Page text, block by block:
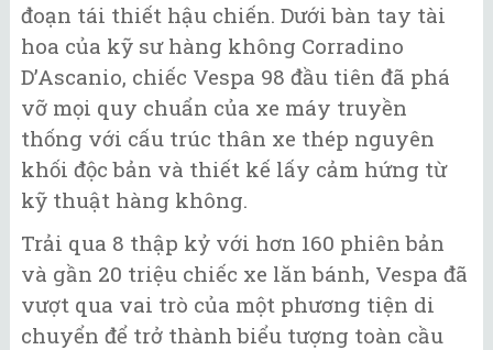
đoạn tái thiết hậu chiến. Dưới bàn tay tài
hoa của kỹ sư hàng không Corradino
D’Ascanio, chiếc Vespa 98 đầu tiên đã phá
vỡ mọi quy chuẩn của xe máy truyền
thống với cấu trúc thân xe thép nguyên
khối độc bản và thiết kế lấy cảm hứng từ
kỹ thuật hàng không.
Trải qua 8 thập kỷ với hơn 160 phiên bản
và gần 20 triệu chiếc xe lăn bánh, Vespa đã
vượt qua vai trò của một phương tiện di
chuyển để trở thành biểu tượng toàn cầu